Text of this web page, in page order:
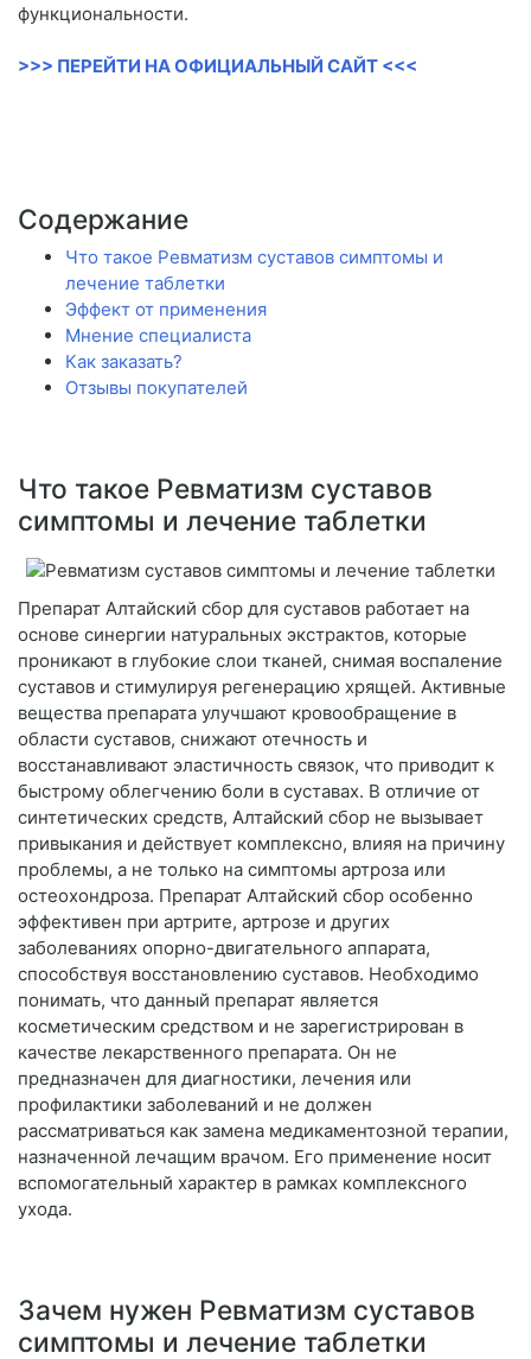
функциональности.
>>> ПЕРЕЙТИ НА ОФИЦИАЛЬНЫЙ САЙТ <<<
Содержание
Что такое Ревматизм суставов симптомы и
лечение таблетки
Эффект от применения
Мнение специалиста
Как заказать?
Отзывы покупателей
Что такое Ревматизм суставов
симптомы и лечение таблетки
Препарат Алтайский сбор для суставов работает на
основе синергии натуральных экстрактов, которые
проникают в глубокие слои тканей, снимая воспаление
суставов и стимулируя регенерацию хрящей. Активные
вещества препарата улучшают кровообращение в
области суставов, снижают отечность и
восстанавливают эластичность связок, что приводит к
быстрому облегчению боли в суставах. В отличие от
синтетических средств, Алтайский сбор не вызывает
привыкания и действует комплексно, влияя на причину
проблемы, а не только на симптомы артроза или
остеохондроза. Препарат Алтайский сбор особенно
эффективен при артрите, артрозе и других
заболеваниях опорно-двигательного аппарата,
способствуя восстановлению суставов. Необходимо
понимать, что данный препарат является
косметическим средством и не зарегистрирован в
качестве лекарственного препарата. Он не
предназначен для диагностики, лечения или
профилактики заболеваний и не должен
рассматриваться как замена медикаментозной терапии,
назначенной лечащим врачом. Его применение носит
вспомогательный характер в рамках комплексного
ухода.
Зачем нужен Ревматизм суставов
симптомы и лечение таблетки